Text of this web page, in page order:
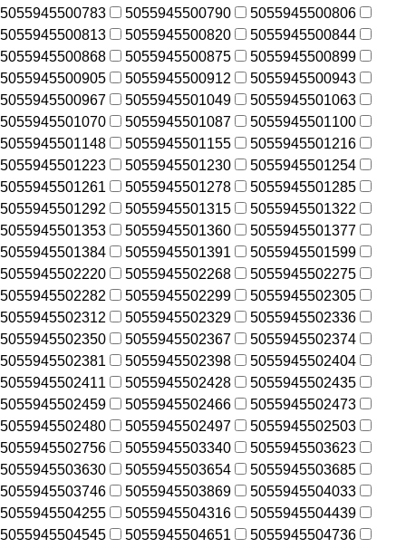
5055945500783
5055945500790
5055945500806
5055945500813
5055945500820
5055945500844
5055945500868
5055945500875
5055945500899
5055945500905
5055945500912
5055945500943
5055945500967
5055945501049
5055945501063
5055945501070
5055945501087
5055945501100
5055945501148
5055945501155
5055945501216
5055945501223
5055945501230
5055945501254
5055945501261
5055945501278
5055945501285
5055945501292
5055945501315
5055945501322
5055945501353
5055945501360
5055945501377
5055945501384
5055945501391
5055945501599
5055945502220
5055945502268
5055945502275
5055945502282
5055945502299
5055945502305
5055945502312
5055945502329
5055945502336
5055945502350
5055945502367
5055945502374
5055945502381
5055945502398
5055945502404
5055945502411
5055945502428
5055945502435
5055945502459
5055945502466
5055945502473
5055945502480
5055945502497
5055945502503
5055945502756
5055945503340
5055945503623
5055945503630
5055945503654
5055945503685
5055945503746
5055945503869
5055945504033
5055945504255
5055945504316
5055945504439
5055945504545
5055945504651
5055945504736